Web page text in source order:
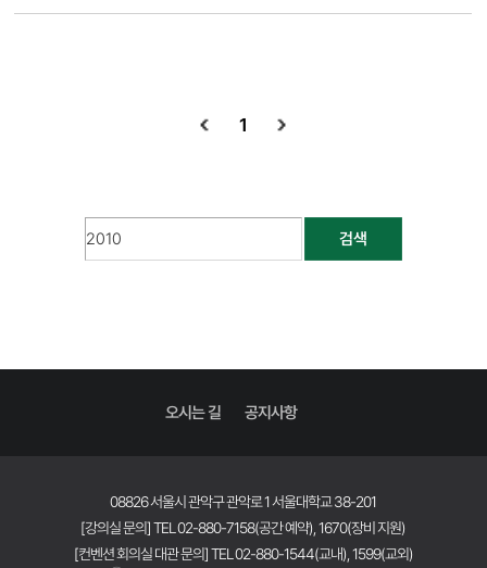
1
검색
오시는 길 공지사항
08826 서울시 관악구 관악로 1 서울대학교 38-201
[강의실 문의] TEL 02-880-7158(공간 예약), 1670(장비 지원)
[컨벤션 회의실 대관 문의] TEL 02-880-1544(교내), 1599(교외)